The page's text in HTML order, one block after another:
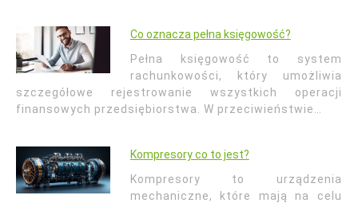
Co oznacza pełna księgowość?
Pełna księgowość to system
rachunkowości, który umożliwia
szczegółowe rejestrowanie wszystkich operacji
finansowych przedsiębiorstwa. W przeciwieństwie…
Kompresory co to jest?
Kompresory to urządzenia
mechaniczne, które mają na celu